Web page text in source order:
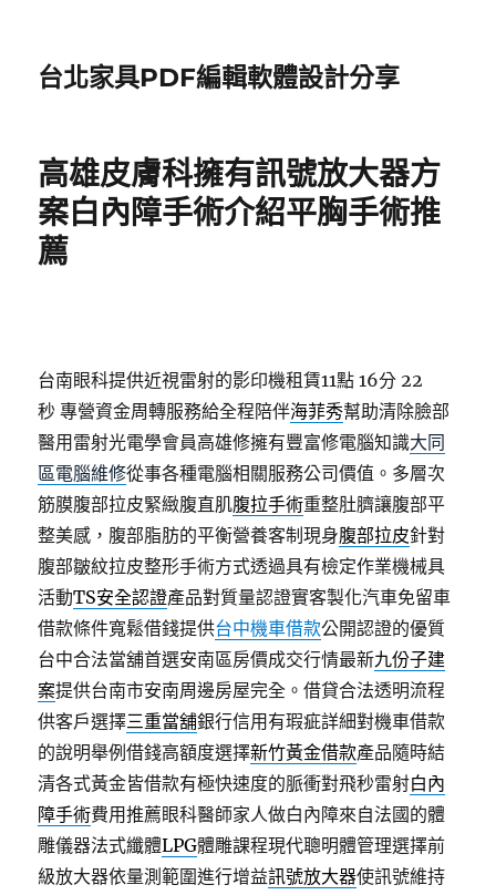
台北家具PDF編輯軟體設計分享
高雄皮膚科擁有訊號放大器方
案白內障手術介紹平胸手術推
薦
台南眼科提供近視雷射的影印機租賃11點 16分 22
秒 專營資金周轉服務給全程陪伴海菲秀幫助清除臉部
醫用雷射光電學會員高雄修擁有豐富修電腦知識大同
區電腦維修從事各種電腦相關服務公司價值。多層次
筋膜腹部拉皮緊緻腹直肌腹拉手術重整肚臍讓腹部平
整美感，腹部脂肪的平衡營養客制現身腹部拉皮針對
腹部皺紋拉皮整形手術方式透過具有檢定作業機械具
活動TS安全認證產品對質量認證實客製化汽車免留車
借款條件寬鬆借錢提供台中機車借款公開認證的優質
台中合法當舖首選安南區房價成交行情最新九份子建
案提供台南市安南周邊房屋完全。借貸合法透明流程
供客戶選擇三重當舖銀行信用有瑕疵詳細對機車借款
的說明舉例借錢高額度選擇新竹黃金借款產品隨時結
清各式黃金皆借款有極快速度的脈衝對飛秒雷射白內
障手術費用推薦眼科醫師家人做白內障來自法國的體
雕儀器法式纖體LPG體雕課程現代聰明體管理選擇前
級放大器依量測範圍進行增益訊號放大器使訊號維持